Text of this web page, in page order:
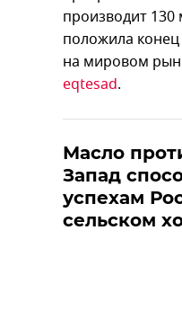
производит
положила
на мировом
eqtesad.
Масло
Запад
успехам
сельском